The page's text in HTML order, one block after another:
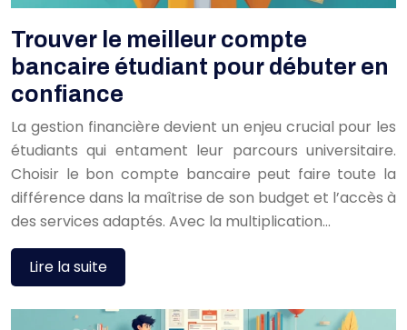
Trouver le meilleur compte
bancaire étudiant pour débuter en
confiance
La gestion financière devient un enjeu crucial pour les
étudiants qui entament leur parcours universitaire.
Choisir le bon compte bancaire peut faire toute la
différence dans la maîtrise de son budget et l’accès à
des services adaptés. Avec la multiplication…
Lire la suite